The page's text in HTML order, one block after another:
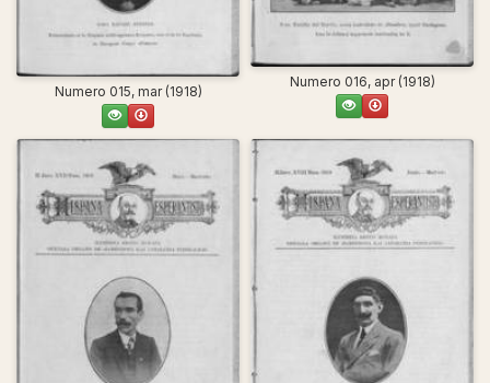
Numero 015, mar (1918)
Numero 016, apr (1918)